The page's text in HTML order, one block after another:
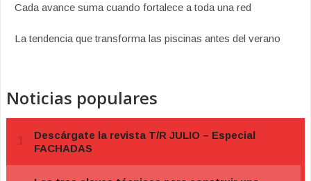
Cada avance suma cuando fortalece a toda una red
La tendencia que transforma las piscinas antes del verano
Noticias populares